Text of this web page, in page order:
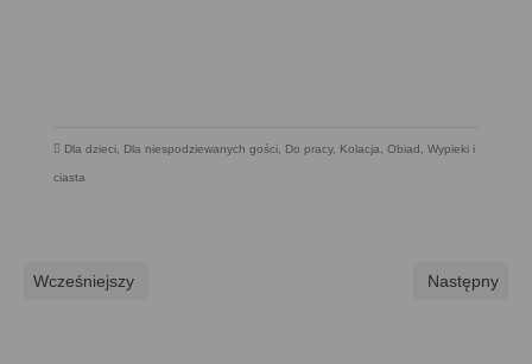
Dla dzieci, Dla niespodziewanych gości, Do pracy, Kolacja, Obiad , Wypieki i
ciasta
Wcześniejszy Następny